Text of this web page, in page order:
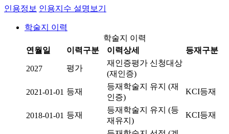
인용정보 인용지수 설명보기
학술지 이력
학술지 이력
연월일
이력구분 이력상세 등재구분
2027 평가
재인증평가 신청대상
(재인증)
2021-01-01 등재
등재학술지 유지 (재
인증)
KCI등재
2018-01-01 등재
등재학술지 유지 (등
재유지)
KCI등재